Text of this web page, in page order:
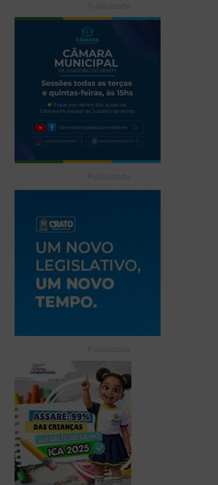
Publicidade
Publicidade
Publicidade